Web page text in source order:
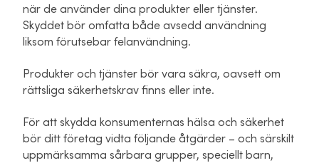
när de använder dina produkter eller tjänster.
Skyddet bör omfatta både avsedd användning
liksom förutsebar felanvändning.
Produkter och tjänster bör vara säkra, oavsett om
rättsliga säkerhetskrav finns eller inte.
För att skydda konsumenternas hälsa och säkerhet
bör ditt företag vidta följande åtgärder – och särskilt
uppmärksamma sårbara grupper, speciellt barn,